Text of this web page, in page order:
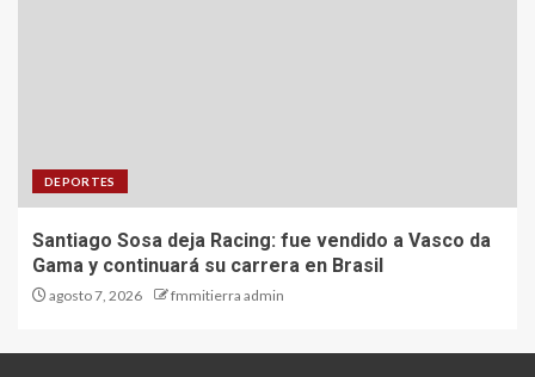
DEPORTES
Santiago Sosa deja Racing: fue vendido a Vasco da
Gama y continuará su carrera en Brasil
agosto 7, 2026 fmmitierra admin